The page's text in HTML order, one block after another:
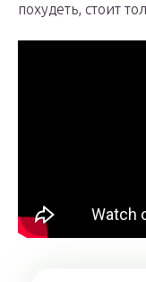
похудеть, стоит